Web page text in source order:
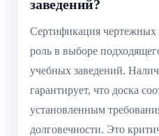
заведений?
Сертификация чертежных
роль в выборe
учебных заведений.
гарантирует, что доска
установленным
долговечности. Это